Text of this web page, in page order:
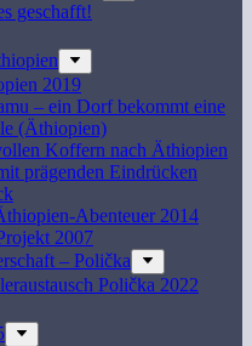
geschafft!
2019
– ein Dorf bekommt eine
(Äthiopien)
Koffern nach Äthiopien
prägenden Eindrücken
Abenteuer 2014
2007
– Polička
Polička 2022